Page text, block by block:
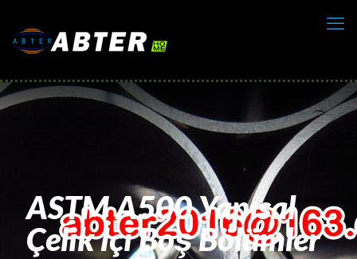
ASTM A500 Yapısal
Çelik İçi Boş Bölümler